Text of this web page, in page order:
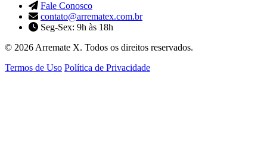
Fale Conosco
contato@arrematex.com.br
Seg-Sex: 9h às 18h
© 2026 Arremate X. Todos os direitos reservados.
Termos de Uso Política de Privacidade